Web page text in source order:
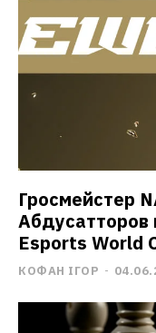
Гросмейстер
Абдусатторов
Esports World
КОФАН ІГОР -